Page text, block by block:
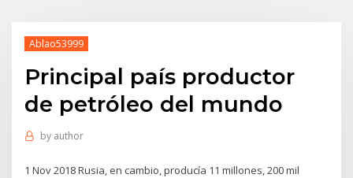
Ablao53999
Principal país productor
de petróleo del mundo
by author
1 Nov 2018 Rusia, en cambio, producía 11 millones, 200 mil